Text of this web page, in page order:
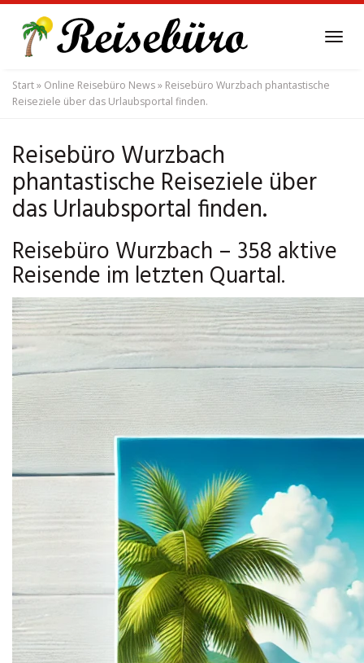
main
content
Start» Online Reisebüro News» Reisebüro Wurzbach phantastische
Reiseziele über das Urlaubsportal finden.
Reisebüro Wurzbach
phantastische Reiseziele über
das Urlaubsportal finden.
Reisebüro Wurzbach – 358 aktive
Reisende im letzten Quartal.